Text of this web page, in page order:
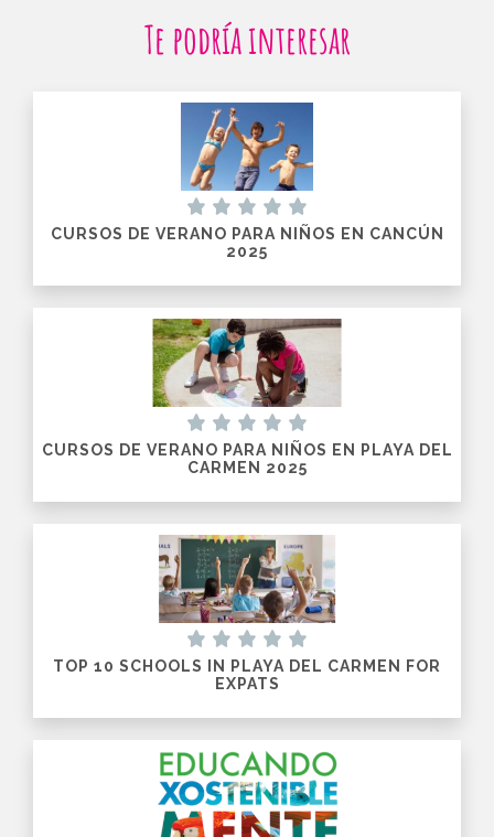
Te podría interesar
CURSOS DE VERANO PARA NIÑOS EN CANCÚN
2025
CURSOS DE VERANO PARA NIÑOS EN PLAYA DEL
CARMEN 2025
TOP 10 SCHOOLS IN PLAYA DEL CARMEN FOR
EXPATS